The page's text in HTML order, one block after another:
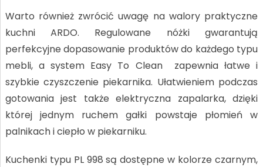
Warto również zwrócić uwagę na walory praktyczne
kuchni ARDO. Regulowane nóżki gwarantują
perfekcyjne dopasowanie produktów do każdego typu
mebli, a system Easy To Clean zapewnia łatwe i
szybkie czyszczenie piekarnika. Ułatwieniem podczas
gotowania jest także elektryczna zapalarka, dzięki
której jednym ruchem gałki powstaje płomień w
palnikach i ciepło w piekarniku.
Kuchenki typu PL 998 są dostępne w kolorze czarnym,